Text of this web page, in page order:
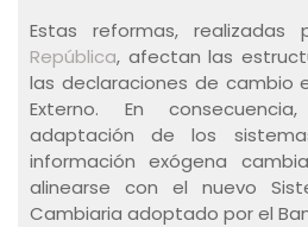
Estas reformas, realizadas
República, afectan las
las declaraciones de cambio
Externo. En
adaptación de los
información exógena
alinearse con el nuevo
Cambiaria adoptado por el